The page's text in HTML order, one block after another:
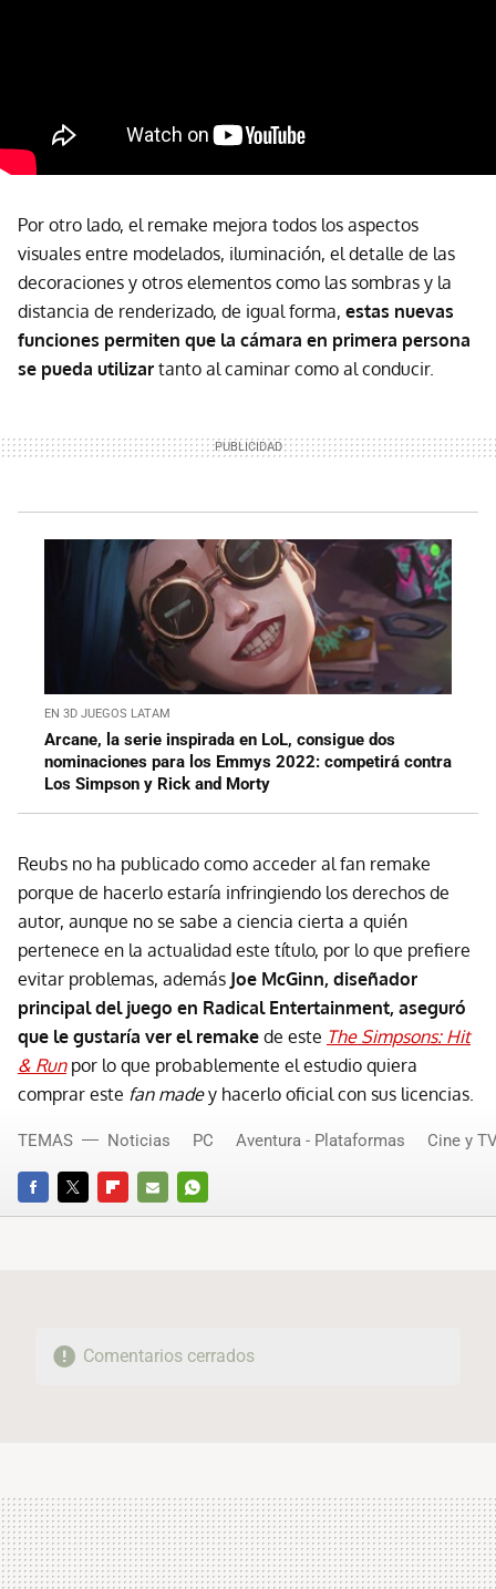
Por otro lado, el remake mejora todos los aspectos
visuales entre modelados, iluminación, el detalle de las
decoraciones y otros elementos como las sombras y la
distancia de renderizado, de igual forma, estas nuevas
funciones permiten que la cámara en primera persona
se pueda utilizar tanto al caminar como al conducir.
EN 3D JUEGOS LATAM
Arcane, la serie inspirada en LoL, consigue dos
nominaciones para los Emmys 2022: competirá contra
Los Simpson y Rick and Morty
Reubs no ha publicado como acceder al fan remake
porque de hacerlo estaría infringiendo los derechos de
autor, aunque no se sabe a ciencia cierta a quién
pertenece en la actualidad este título, por lo que prefiere
evitar problemas, además Joe McGinn, diseñador
principal del juego en Radical Entertainment, aseguró
que le gustaría ver el remake de este The Simpsons: Hit
& Runpor lo que probablemente el estudio quiera
comprar este fan madey hacerlo oficial con sus licencias.
FACEBOOKTWITTERFLIPBOARD
E-
WHATSAPP
TEMAS Noticias PC Aventura - Plataformas Cine y
Comentarios cerrados